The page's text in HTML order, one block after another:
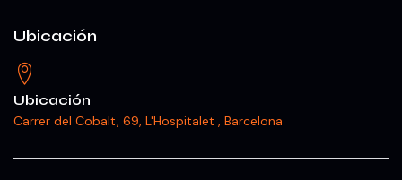
Ubicación
Ubicación
Carrer del Cobalt, 69, L'Hospitalet , Barcelona